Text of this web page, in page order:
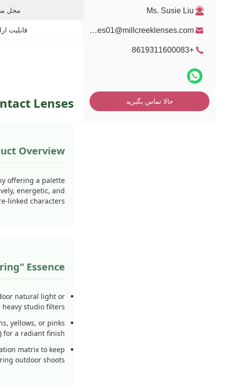
Ms. Susie Liu
sales01@millcreeklenses.com
+8619311600083
حالا تماس بگیرید
محل
قابلیت
Lenses
Overview
offering a palette
energetic, and
linked characters.
Essence
natural light or
studio filters.
yellows, or pinks
for a radiant finish.
matrix to keep
outdoor shoots.